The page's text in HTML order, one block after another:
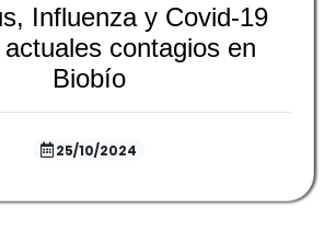
Influenza y Covid-19
contagios en
Biobío
25/10/2024